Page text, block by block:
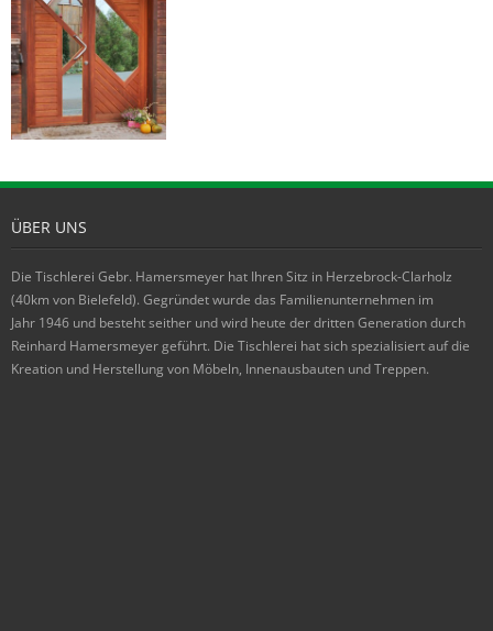
ÜBER UNS
Die Tischlerei Gebr. Hamersmeyer hat Ihren Sitz in Herzebrock-Clarholz
(40km von Bielefeld). Gegründet wurde das Familienunternehmen im
Jahr 1946 und besteht seither und wird heute der dritten Generation durch
Reinhard Hamersmeyer geführt. Die Tischlerei hat sich spezialisiert auf die
Kreation und Herstellung von Möbeln, Innenausbauten und Treppen.